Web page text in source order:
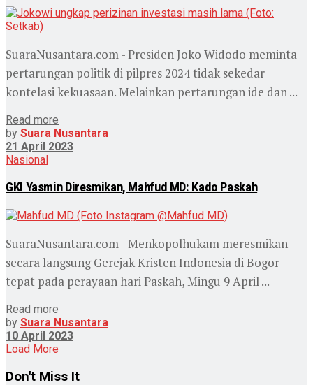
SuaraNusantara.com - Presiden Joko Widodo meminta
pertarungan politik di pilpres 2024 tidak sekedar
kontelasi kekuasaan. Melainkan pertarungan ide dan ...
Read more
by Suara Nusantara
21 April 2023
Nasional
GKI Yasmin Diresmikan, Mahfud MD: Kado Paskah
SuaraNusantara.com - Menkopolhukam meresmikan
secara langsung Gerejak Kristen Indonesia di Bogor
tepat pada perayaan hari Paskah, Mingu 9 April ...
Read more
by Suara Nusantara
10 April 2023
Load More
Don't Miss It